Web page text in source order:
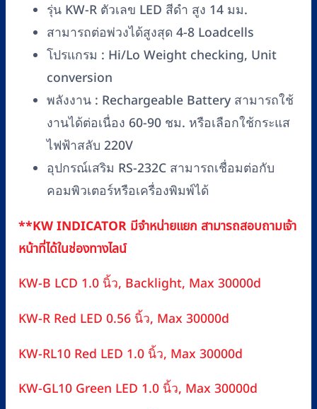
รุ่น KW-R ตัวเลข LED สีดำ สูง 14 มม.
สามารถต่อพ่วงได้สูงสุด 4-8 Loadcells
โปรแกรม : Hi/Lo Weight checking, Unit
conversion
พลังงาน : Rechargeable Battery สามารถใช้
งานได้ต่อเนื่อง 60-90 ชม. หรือเลือกใช้กระแส
ไฟฟ้าสลับ 220V
อุปกรณ์เสริม RS-232C สามารถเชื่อมต่อกับ
คอมพิวเตอร์หรือเครื่องพิมพ์ได้
**KW INDICATOR มีจำหน่ายแยก สามารถสอบถามเจ้า
หน้าที่ได้ในช่องทางไลน์
KW-B LCD 1.0 นิ้ว, Backlight, Max 30000d
KW-R Red LED 0.56 นิ้ว, Max 30000d
KW-RL10 Red LED 1.0 นิ้ว, Max 30000d
KW-GL10 Green LED 1.0 นิ้ว, Max 30000d